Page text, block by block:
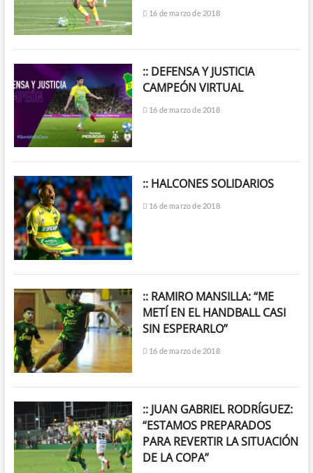
16 de marzo de 2018
:: DEFENSA Y JUSTICIA
CAMPEÓN VIRTUAL
16 de marzo de 2018
:: HALCONES SOLIDARIOS
16 de marzo de 2018
:: RAMIRO MANSILLA: “ME
METÍ EN EL HANDBALL CASI
SIN ESPERARLO”
16 de marzo de 2018
:: JUAN GABRIEL RODRÍGUEZ:
“ESTAMOS PREPARADOS
PARA REVERTIR LA SITUACIÓN
DE LA COPA”